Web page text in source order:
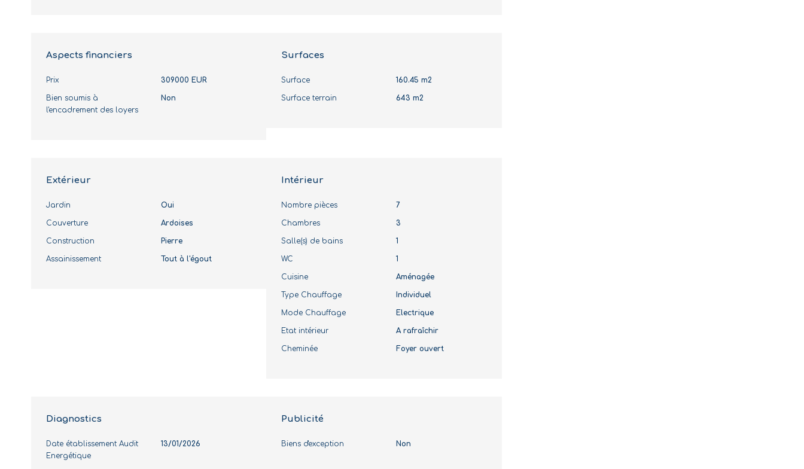
Aspects financiers
Prix 309000 EUR
Bien soumis à
l'encadrement des loyers
Non
Surfaces
Surface 160.45 m2
Surface terrain 643 m2
Extérieur
Jardin Oui
Couverture Ardoises
Construction Pierre
Assainissement Tout à l'égout
Intérieur
Nombre pièces 7
Chambres 3
Salle(s) de bains 1
WC 1
Cuisine Aménagée
Type Chauffage Individuel
Mode Chauffage Electrique
Etat intérieur A rafraîchir
Cheminée Foyer ouvert
Diagnostics
Date établissement Audit
Energétique
13/01/2026
Publicité
Biens d'exception Non